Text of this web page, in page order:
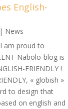
English-
| News
am proud to
Nabolo-blog is
FRIENDLY !
« globish »
to design that
on english and